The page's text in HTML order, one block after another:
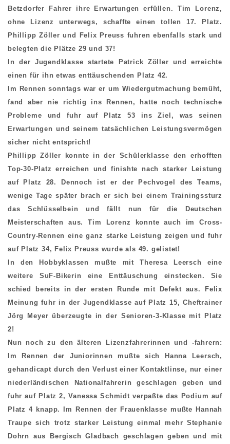
Betzdorfer Fahrer ihre Erwartungen erfüllen. Tim Lorenz,
ohne Lizenz unterwegs, schaffte einen tollen 17. Platz.
Phillipp Zöller und Felix Preuss fuhren ebenfalls stark und
belegten die Plätze 29 und 37!
In der Jugendklasse startete Patrick Zöller und erreichte
einen für ihn etwas enttäuschenden Platz 42.
Im Rennen sonntags war er um Wiedergutmachung bemüht,
fand aber nie richtig ins Rennen, hatte noch technische
Probleme und fuhr auf Platz 53 ins Ziel, was seinen
Erwartungen und seinem tatsächlichen Leistungsvermögen
sicher nicht entspricht!
Phillipp Zöller konnte in der Schülerklasse den erhofften
Top-30-Platz erreichen und finishte nach starker Leistung
auf Platz 28. Dennoch ist er der Pechvogel des Teams,
wenige Tage später brach er sich bei einem Trainingssturz
das Schlüsselbein und fällt nun für die Deutschen
Meisterschaften aus. Tim Lorenz konnte auch im Cross-
Country-Rennen eine ganz starke Leistung zeigen und fuhr
auf Platz 34, Felix Preuss wurde als 49. gelistet!
In den Hobbyklassen mußte mit Theresa Leersch eine
weitere SuF-Bikerin eine Enttäuschung einstecken. Sie
schied bereits in der ersten Runde mit Defekt aus. Felix
Meinung fuhr in der Jugendklasse auf Platz 15, Cheftrainer
Jörg Meyer überzeugte in der Senioren-3-Klasse mit Platz
2!
Nun noch zu den älteren Lizenzfahrerinnen und -fahrern:
Im Rennen der Juniorinnen mußte sich Hanna Leersch,
gehandicapt durch den Verlust einer Kontaktlinse, nur einer
niederländischen Nationalfahrerin geschlagen geben und
fuhr auf Platz 2, Vanessa Schmidt verpaßte das Podium auf
Platz 4 knapp. Im Rennen der Frauenklasse mußte Hannah
Traupe sich trotz starker Leistung einmal mehr Stephanie
Dohrn aus Bergisch Gladbach geschlagen geben und mit